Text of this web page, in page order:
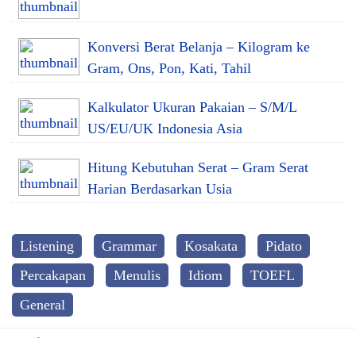
Konversi Berat Belanja – Kilogram ke
Gram, Ons, Pon, Kati, Tahil
Kalkulator Ukuran Pakaian – S/M/L
US/EU/UK Indonesia Asia
Hitung Kebutuhan Serat – Gram Serat
Harian Berdasarkan Usia
Listening Grammar Kosakata
Pidato
Percakapan
Menulis Idiom
TOEFL
General